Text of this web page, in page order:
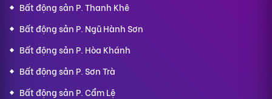
Bất động sản P. Thanh Khê
Bất động sản P. Ngũ Hành Sơn
Bất động sản P. Hòa Khánh
Bất động sản P. Sơn Trà
Bất động sản P. Cẩm Lệ